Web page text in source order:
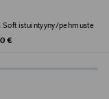
Soft istuintyyny/pehmuste
Price
€